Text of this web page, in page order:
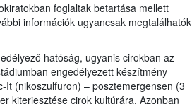
foglaltak betartása mellett
információk ugyancsak megtalálhatók
hatóság, ugyanis cirokban az
engedélyezett készítmény
(nikoszulfuron) – posztemergensen (3
kiterjesztése cirok kultúrára. Azonban